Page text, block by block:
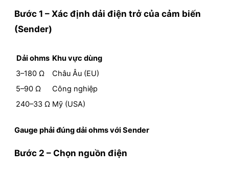
Bước 1 – Xác định dải điện trở của cảm biến
(Sender)
Dải ohms Khu vực dùng
3–180 Ω
Châu Âu (EU)
5–90 Ω
Công nghiệp
240–33 Ω Mỹ (USA)
Gauge phải đúng dải ohms với Sender
Bước 2 – Chọn nguồn điện